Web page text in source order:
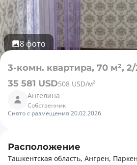
8 фото
3-комн. квартира, 70 м²,
35 581 USD508 USD/м²
Ангелина
Собственник
Снято с размещения 20.02.2026
Расположение
Ташкентская область, Ангрен,